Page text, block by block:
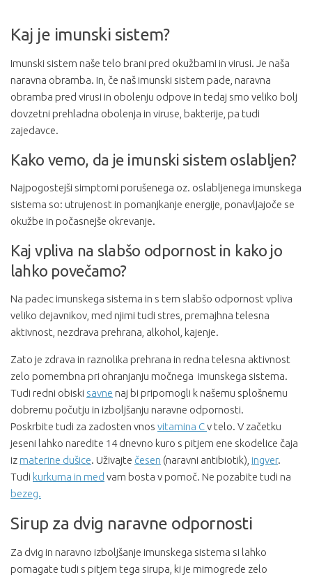
Kaj je imunski sistem?
Imunski sistem naše telo brani pred okužbami in virusi. Je naša
naravna obramba. In, če naš imunski sistem pade, naravna
obramba pred virusi in obolenju odpove in tedaj smo veliko bolj
dovzetni prehladna obolenja in viruse, bakterije, pa tudi
zajedavce.
Kako vemo, da je imunski sistem oslabljen?
Najpogostejši simptomi porušenega oz. oslabljenega imunskega
sistema so: utrujenost in pomanjkanje energije, ponavljajoče se
okužbe in počasnejše okrevanje.
Kaj vpliva na slabšo odpornost in kako jo
lahko povečamo?
Na padec imunskega sistema in s tem slabšo odpornost vpliva
veliko dejavnikov, med njimi tudi stres, premajhna telesna
aktivnost, nezdrava prehrana, alkohol, kajenje.
Zato je zdrava in raznolika prehrana in redna telesna aktivnost
zelo pomembna pri ohranjanju močnega imunskega sistema.
Tudi redni obiski savne naj bi pripomogli k našemu splošnemu
dobremu počutju in izboljšanju naravne odpornosti.
Poskrbite tudi za zadosten vnos vitamina Cv telo. V začetku
jeseni lahko naredite 14 dnevno kuro s pitjem ene skodelice čaja
iz materine dušice. Uživajte česen (naravni antibiotik), ingver.
Tudi kurkuma in med vam bosta v pomoč. Ne pozabite tudi na
bezeg.
Sirup za dvig naravne odpornosti
Za dvig in naravno izboljšanje imunskega sistema si lahko
pomagate tudi s pitjem tega sirupa, ki je mimogrede zelo